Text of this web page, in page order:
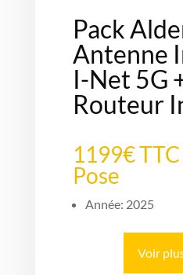
Pack
Antenne
I-Net 5G
Routeur
1199€
Pose
Année: 2025
Voir